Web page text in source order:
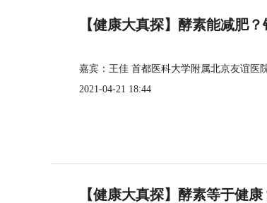
【健康大真探】酵素能减肥
嘉宾：王佳 首都医科大学附属北京友谊医
2021-04-21 18:44
【健康大真探】酵素等于健